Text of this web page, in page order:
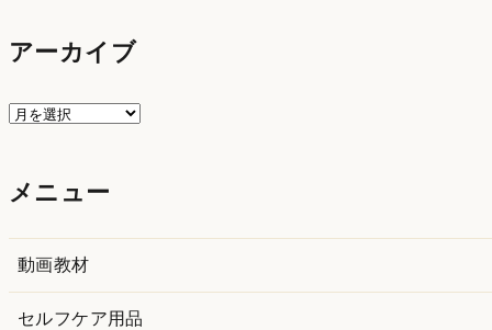
アーカイブ
ア
イ
メニュー
動画教材
セルフケア用品